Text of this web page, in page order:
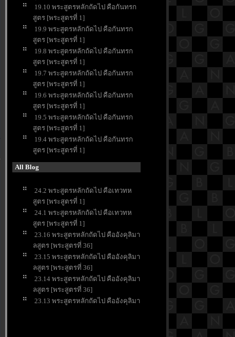
19.10 พระสูตรหลักถัดไป คือกันทรก
สูตร [พระสูตรที่ 1]
19.9 พระสูตรหลักถัดไป คือกันทรก
สูตร [พระสูตรที่ 1]
19.8 พระสูตรหลักถัดไป คือกันทรก
สูตร [พระสูตรที่ 1]
19.7 พระสูตรหลักถัดไป คือกันทรก
สูตร [พระสูตรที่ 1]
19.6 พระสูตรหลักถัดไป คือกันทรก
สูตร [พระสูตรที่ 1]
19.5 พระสูตรหลักถัดไป คือกันทรก
สูตร [พระสูตรที่ 1]
19.4 พระสูตรหลักถัดไป คือกันทรก
สูตร [พระสูตรที่ 1]
All Blog
24.2 พระสูตรหลักถัดไป คือเทวทห
สูตร [พระสูตรที่ 1]
24.1 พระสูตรหลักถัดไป คือเทวทห
สูตร [พระสูตรที่ 1]
23.16 พระสูตรหลักถัดไป คืออังคุลิมา
ลสูตร [พระสูตรที่ 36]
23.15 พระสูตรหลักถัดไป คืออังคุลิมา
ลสูตร [พระสูตรที่ 36]
23.14 พระสูตรหลักถัดไป คืออังคุลิมา
ลสูตร [พระสูตรที่ 36]
23.13 พระสูตรหลักถัดไป คืออังคุลิมา